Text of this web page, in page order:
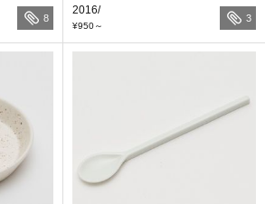
8
2016/
¥950～
3